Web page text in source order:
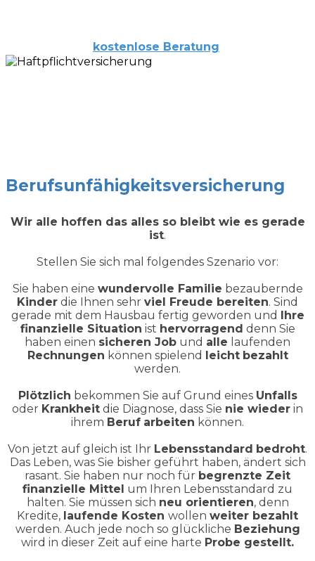
kostenlose Beratung
Berufsunfähigkeitsversicherung
Wir alle hoffen das alles so bleibt wie es gerade
ist.
Stellen Sie sich mal folgendes Szenario vor:
Sie haben eine wundervolle Familie bezaubernde
Kinder die Ihnen sehr viel Freude bereiten. Sind
gerade mit dem Hausbau fertig geworden und Ihre
finanzielle Situation ist hervorragend denn Sie
haben einen sicheren Job und alle laufenden
Rechnungen können spielend leicht bezahlt
werden.
Plötzlich bekommen Sie auf Grund eines Unfalls
oder Krankheit die Diagnose, dass Sie nie wieder in
ihrem Beruf arbeiten können.
Von jetzt auf gleich ist Ihr Lebensstandard bedroht.
Das Leben, was Sie bisher geführt haben, ändert sich
rasant. Sie haben nur noch für begrenzte Zeit
finanzielle Mittel um Ihren Lebensstandard zu
halten. Sie müssen sich neu orientieren, denn
Kredite, laufende Kosten wollen weiter bezahlt
werden. Auch jede noch so glückliche Beziehung
wird in dieser Zeit auf eine harte Probe gestellt.